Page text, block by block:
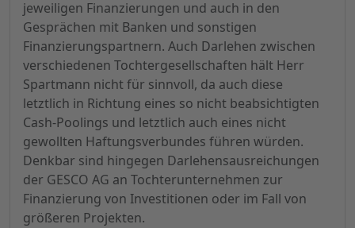
jeweiligen Finanzierungen und auch in den
Gesprächen mit Banken und sonstigen
Finanzierungspartnern. Auch Darlehen zwischen
verschiedenen Tochtergesellschaften hält Herr
Spartmann nicht für sinnvoll, da auch diese
letztlich in Richtung eines so nicht beabsichtigten
Cash-Poolings und letztlich auch eines nicht
gewollten Haftungsverbundes führen würden.
Denkbar sind hingegen Darlehensausreichungen
der GESCO AG an Tochterunternehmen zur
Finanzierung von Investitionen oder im Fall von
größeren Projekten.